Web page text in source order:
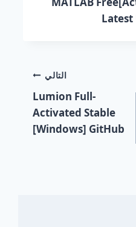
Latest
التالي
Lumion Full-
Activated Stable
[Windows] GitHub